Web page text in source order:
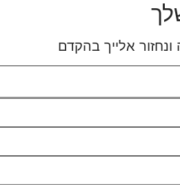
אלייך בהקדם